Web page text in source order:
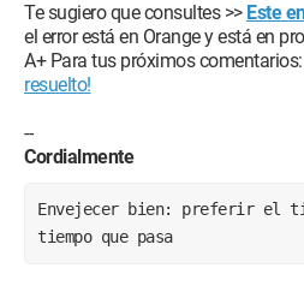
Te sugiero que consultes >> Este
el error está en Orange y está en
A+ Para tus próximos
resuelto!
--
Cordialmente
Envejecer bien: preferir el
tiempo que pasa